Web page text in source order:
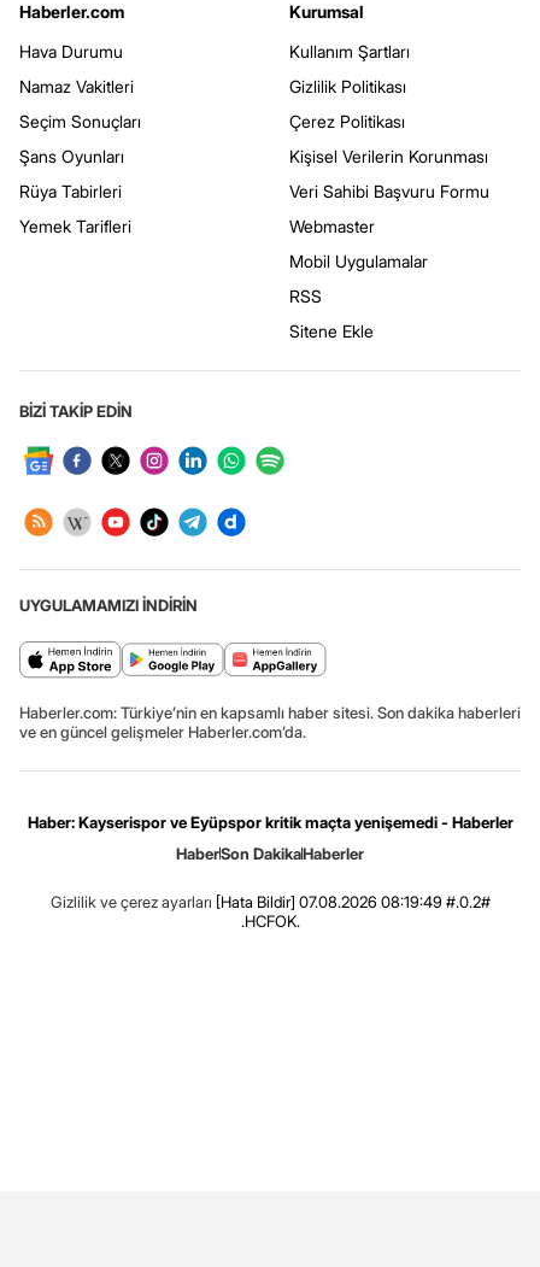
Haberler.com
Hava Durumu
Namaz Vakitleri
Seçim Sonuçları
Şans Oyunları
Rüya Tabirleri
Yemek Tarifleri
Kurumsal
Kullanım Şartları
Gizlilik Politikası
Çerez Politikası
Kişisel Verilerin Korunması
Veri Sahibi Başvuru Formu
Webmaster
Mobil Uygulamalar
RSS
Sitene Ekle
BİZİ TAKİP EDİN
UYGULAMAMIZI İNDİRİN
Haberler.com: Türkiye’nin en kapsamlı haber sitesi. Son dakika haberleri
ve en güncel gelişmeler Haberler.com’da.
Haber: Kayserispor ve Eyüpspor kritik maçta yenişemedi - Haberler
HaberSon DakikaHaberler
Gizlilik ve çerez ayarları [Hata Bildir] 07.08.2026 08:19:49 #.0.2#
.HCFOK.